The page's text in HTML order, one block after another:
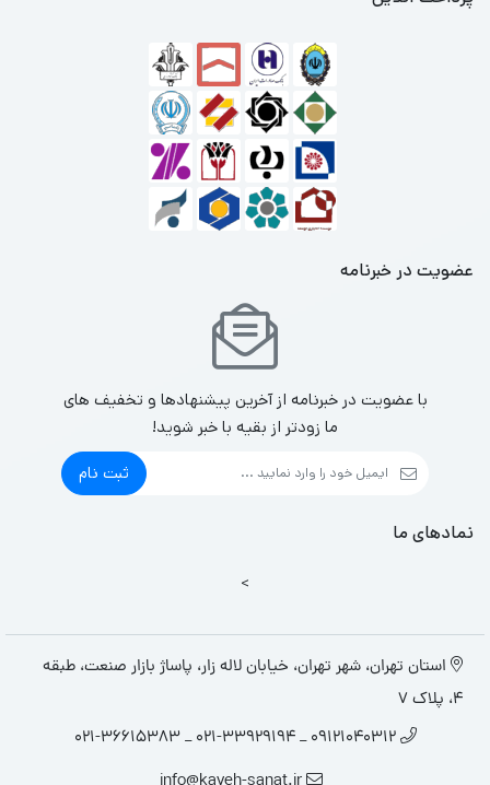
عضویت در خبرنامه
با عضویت در خبرنامه از آخرین پیشنهادها و تخفیف های
ما زودتر از بقیه با خبر شوید!
ثبت نام
نمادهای ما
>
استان تهران، شهر تهران، خیابان لاله زار، پاساژ بازار صنعت، طبقه
4، پلاک 7
09121040312 _ 021-33929194 _ 021-36615383